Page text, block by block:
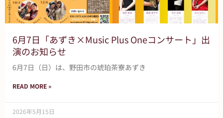
6月7日「あずき×Music Plus Oneコンサート」出
演のお知らせ
6月7日（日）は、野田市の琥珀茶寮あずき
READ MORE »
2026年5月15日